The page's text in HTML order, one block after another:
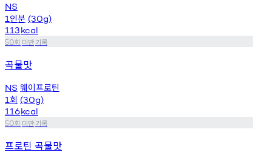
NS
1 인분 (30g)
113kcal
50회 미만기록
곡물맛
NS 웨이프로틴
1회 (30g)
116kcal
50회 미만기록
프로틴 곡물맛